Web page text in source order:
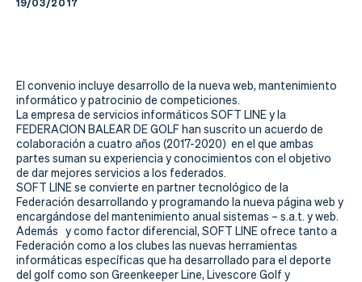
Federación
Federarse
Jugar
Aprender
Actualidad
Tienda
19/03/2017
El convenio incluye desarrollo de la nueva web, mantenimiento
informático y patrocinio de competiciones.
La empresa de servicios informáticos SOFT LINE y la
FEDERACION BALEAR DE GOLF han suscrito un acuerdo de
colaboración a cuatro años (2017-2020) en el que ambas
partes suman su experiencia y conocimientos con el objetivo
de dar mejores servicios a los federados.
SOFT LINE se convierte en partner tecnológico de la
Federación desarrollando y programando la nueva página web y
encargándose del mantenimiento anual sistemas – s.a.t. y web.
Además y como factor diferencial, SOFT LINE ofrece tanto a
Federación como a los clubes las nuevas herramientas
informáticas específicas que ha desarrollado para el deporte
del golf como son Greenkeeper Line, Livescore Golf y